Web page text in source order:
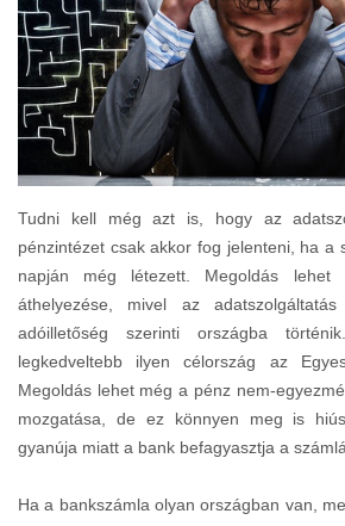
Tudni kell még azt is, hogy az
pénzintézet csak akkor fog jelenteni, ha a
napján még létezett. Megoldás lehet
áthelyezése, mivel az
adóilletőség szerinti országba
legkedveltebb ilyen célország az
Megoldás lehet még a pénz nem-
mozgatása, de ez könnyen meg is
gyanúja miatt a bank befagyasztja a
Ha a bankszámla olyan országban van,